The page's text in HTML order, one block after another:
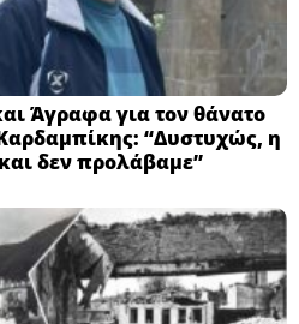
Άγραφα για τον θάνατο
“Δυστυχώς, η
δεν προλάβαμε”